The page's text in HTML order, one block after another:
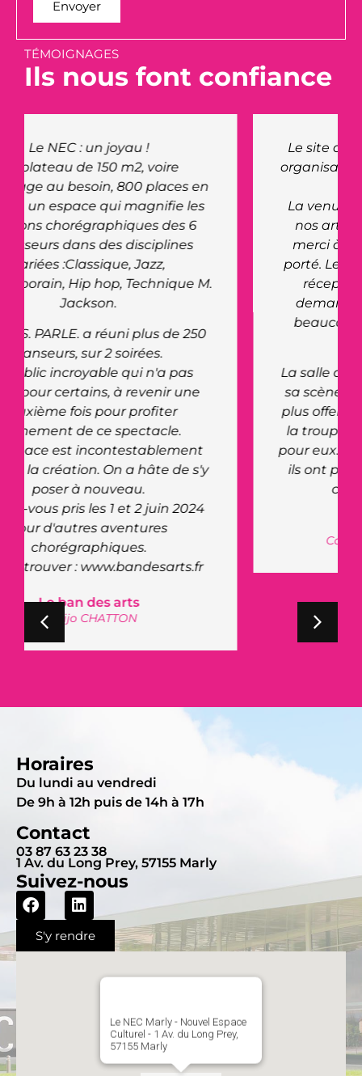
TÉMOIGNAGES
Ils nous font confiance
Le site du NEC nous a offert à nous
organisation, ainsi qu'aux artistes un
très bel accueil.
La venue du Maire pour rencontrer
nos artistes a été très appréciée,
merci à lui de l'intérêt qu'il nous a
porté. Le personnel du site était très
réceptif et réactif à toutes nos
demandes. Ils ont fait preuve de
Bravo !
La salle a un charme particulier avec
sa scène au niveau zéro, ce qui a de
plus offert une nouvelle expérience à
la troupe du cabaret, une première
pour eux. Leur retour à été très positif,
ils ont pris un réel plaisir à jouer sur
cette scène atypique.
Clara Morgane
Cabaret de Clara Morgane
Envoyer
Horaires
Du lundi au vendredi
De 9h à 12h puis de 14h à 17h
Contact
03 87 63 23 38
1 Av. du Long Prey, 57155 Marly
Suivez-nous
S'y rendre
Le NEC Marly - Nouvel Espace
Culturel - 1 Av. du Long Prey,
57155 Marly